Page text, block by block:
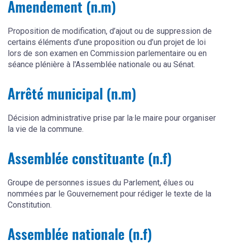
Amendement (n.m)
Proposition de modification, d’ajout ou de suppression de
certains éléments d’une proposition ou d’un projet de loi
lors de son examen en Commission parlementaire ou en
séance plénière à l'Assemblée nationale ou au Sénat.
Arrêté municipal (n.m)
Décision administrative prise par la·le maire pour organiser
la vie de la commune.
Assemblée constituante (n.f)
Groupe de personnes issues du Parlement, élues ou
nommées par le Gouvernement pour rédiger le texte de la
Constitution.
Assemblée nationale (n.f)